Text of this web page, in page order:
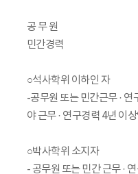
공 무 원
민간경력
○석사학위 이하인 자
-공무원 또는 민간근무 ·
야 근무 · 연구경력 4년 이
○박사학위 소지자
- 공무원 또는 민간 근무 ·